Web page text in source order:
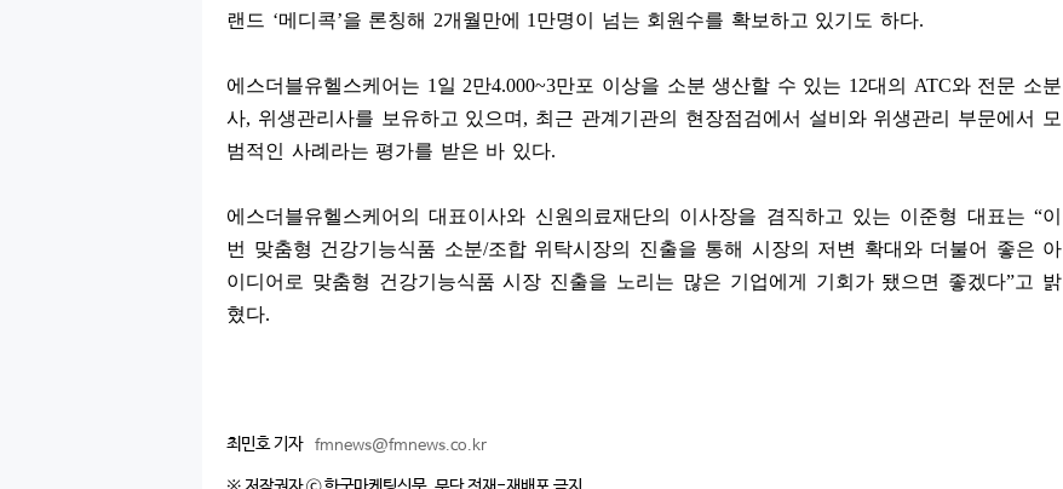
랜드 ‘메디콕’을 론칭해 2개월만에 1 만명이 넘는 회원수를 확보하고 있기도 하다.
에스더블유헬스케어는 1 일 2만4.000~3만포 이상을 소분 생산할 수 있는 12대의 ATC와 전문 소분
사, 위생관리사를 보유하고 있으며 , 최근 관계기관의 현장점검에서 설비와 위생관리 부문에서 모
범적인 사례라는 평가를 받은 바 있다.
에스더블유헬스케어의 대표이사와 신원의료재단의 이사장을 겸직하고 있는 이준형 대표는 “이
번 맞춤형 건강기능식품 소분/조합 위탁시장의 진출을 통해 시장의 저변 확대와 더불어 좋은 아
이디어로 맞춤형 건강기능식품 시장 진출을 노리는 많은 기업에게 기회가 됐으면 좋겠다”고 밝
혔다.
최민호 기자 fmnews@fmnews.co.kr